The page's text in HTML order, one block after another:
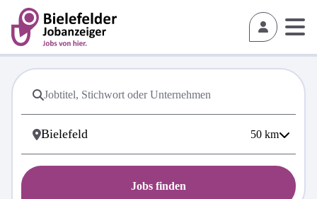
50 km
Jobs finden